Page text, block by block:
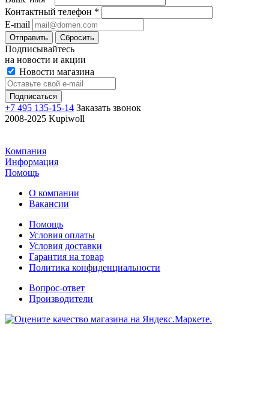
Контактный телефон *
E-mail
Отправить Сбросить
Подписывайтесь
на новости и акции
Новости магазина
+7 495 135-15-14 Заказать звонок
2008-2025 Kupiwoll
Компания
Информация
Помощь
О компании
Вакансии
Помощь
Условия оплаты
Условия доставки
Гарантия на товар
Политика конфиденциальности
Вопрос-ответ
Производители